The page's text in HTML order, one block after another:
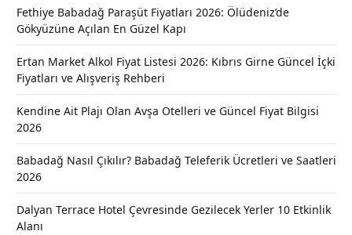
Fethiye Babadağ Paraşüt Fiyatları 2026: Ölüdeniz’de
Gökyüzüne Açılan En Güzel Kapı
Ertan Market Alkol Fiyat Listesi 2026: Kıbrıs Girne Güncel İçki
Fiyatları ve Alışveriş Rehberi
Kendine Ait Plajı Olan Avşa Otelleri ve Güncel Fiyat Bilgisi
2026
Babadağ Nasıl Çıkılır? Babadağ Teleferik Ücretleri ve Saatleri
2026
Dalyan Terrace Hotel Çevresinde Gezilecek Yerler 10 Etkinlik
Alanı